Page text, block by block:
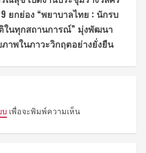
ยกย่อง “พยาบาลไทย : นักรบ
ในทุกสถานการณ์” มุ่งพัฒนา
าพในภาวะวิกฤตอย่างยั่งยืน
บ เพื่อจะพิมพ์ความเห็น